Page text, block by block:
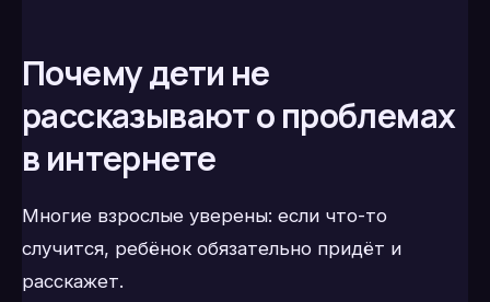
Почему дети не
рассказывают о проблемах
в интернете
Многие взрослые уверены: если что-то
случится, ребёнок обязательно придёт и
расскажет.